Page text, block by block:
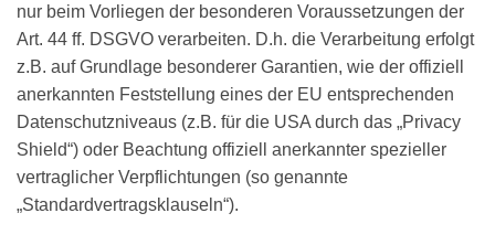
nur beim Vorliegen der besonderen Voraussetzungen der
Art. 44 ff. DSGVO verarbeiten. D.h. die Verarbeitung erfolgt
z.B. auf Grundlage besonderer Garantien, wie der offiziell
anerkannten Feststellung eines der EU entsprechenden
Datenschutzniveaus (z.B. für die USA durch das „Privacy
Shield“) oder Beachtung offiziell anerkannter spezieller
vertraglicher Verpflichtungen (so genannte
„Standardvertragsklauseln“).